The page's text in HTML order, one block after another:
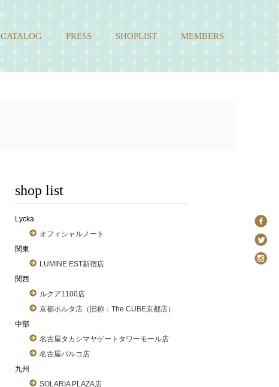
CATALOG PRESS SHOPLIST MEMBERS
shop list
Lycka
オフィシャルノート
関東
LUMINE EST新宿店
関西
ルクア1100店
京都ポルタ店（旧称：The CUBE京都店）
中部
名古屋タカシマヤゲートタワーモール店
名古屋パルコ店
九州
SOLARIA PLAZA店